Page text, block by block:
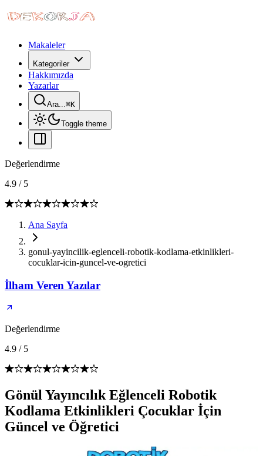
Makaleler
Kategoriler
Hakkımızda
Yazarlar
Ara...⌘K
Toggle theme
Değerlendirme
4.9 / 5
Ana Sayfa
gonul-yayincilik-eglenceli-robotik-kodlama-etkinlikleri-
cocuklar-icin-guncel-ve-ogretici
İlham Veren Yazılar
Değerlendirme
4.9 / 5
Gönül Yayıncılık Eğlenceli Robotik
Kodlama Etkinlikleri Çocuklar İçin
Güncel ve Öğretici